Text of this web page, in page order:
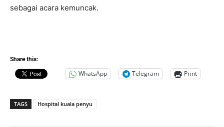
sebagai acara kemuncak.
Share this:
WhatsApp Telegram Print
TAGS Hospital kuala penyu